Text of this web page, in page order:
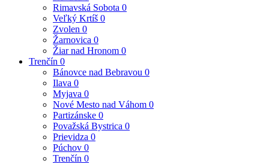
Rimavská Sobota 0
Veľký Krtíš 0
Zvolen 0
Žarnovica 0
Žiar nad Hronom 0
Trenčín 0
Bánovce nad Bebravou 0
Ilava 0
Myjava 0
Nové Mesto nad Váhom 0
Partizánske 0
Považská Bystrica 0
Prievidza 0
Púchov 0
Trenčín 0